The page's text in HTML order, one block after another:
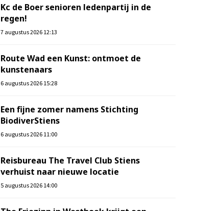
Kc de Boer senioren ledenpartij in de
regen!
7 augustus 2026 12:13
Route Wad een Kunst: ontmoet de
kunstenaars
6 augustus 2026 15:28
Een fijne zomer namens Stichting
BiodiverStiens
6 augustus 2026 11:00
Reisbureau The Travel Club Stiens
verhuist naar nieuwe locatie
5 augustus 2026 14:00